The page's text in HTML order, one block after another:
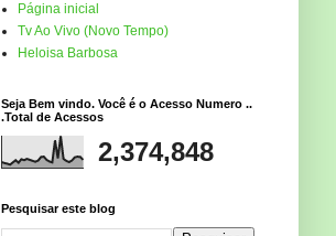
Página inicial
Tv Ao Vivo (Novo Tempo)
Heloisa Barbosa
Seja Bem vindo. Você é o Acesso Numero ..
.Total de Acessos
2,374,848
Pesquisar este blog